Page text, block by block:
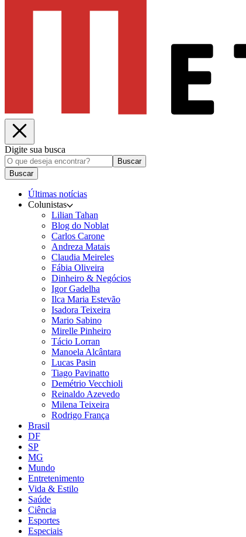
Digite sua busca
Buscar
Buscar
Últimas notícias
Colunistas
Lilian Tahan
Blog do Noblat
Carlos Carone
Andreza Matais
Claudia Meireles
Fábia Oliveira
Dinheiro & Negócios
Igor Gadelha
Ilca Maria Estevão
Isadora Teixeira
Mario Sabino
Mirelle Pinheiro
Tácio Lorran
Manoela Alcântara
Lucas Pasin
Tiago Pavinatto
Demétrio Vecchioli
Reinaldo Azevedo
Milena Teixeira
Rodrigo França
Brasil
DF
SP
MG
Mundo
Entretenimento
Vida & Estilo
Saúde
Ciência
Esportes
Especiais